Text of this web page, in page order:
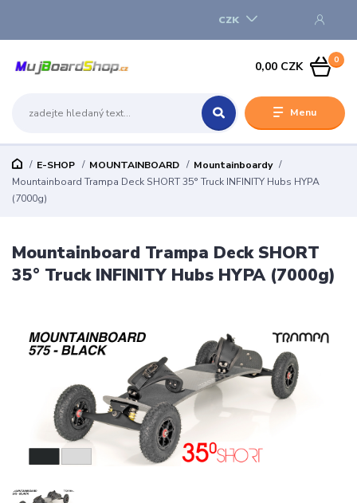
Menu
CZK
0
0,00 CZK
E-SHOP MOUNTAINBOARD
Mountainboardy
Mountainboard Trampa Deck SHORT 35° Truck INFINITY Hubs HYPA
(7000g)
Mountainboard Trampa Deck SHORT
35° Truck INFINITY Hubs HYPA (7000g)